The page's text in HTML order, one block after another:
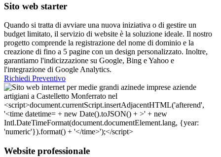
Sito web starter
Quando si tratta di avviare una nuova iniziativa o di gestire un
budget limitato, il servizio di website è la soluzione ideale. Il nostro
progetto comprende la registrazione del nome di dominio e la
creazione di fino a 5 pagine con un design personalizzato. Inoltre,
garantiamo l'indicizzazione su Google, Bing e Yahoo e
l'integrazione di Google Analytics.
Richiedi Preventivo
Website professionale